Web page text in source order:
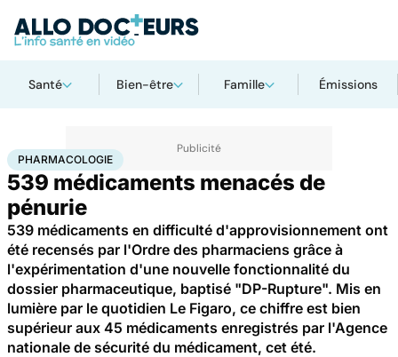
Santé Bien-être Famille Émissions
AccueilSantéPharmacologie
PHARMACOLOGIE
539 médicaments menacés de
pénurie
539 médicaments en difficulté d'approvisionnement ont
été recensés par l'Ordre des pharmaciens grâce à
l'expérimentation d'une nouvelle fonctionnalité du
dossier pharmaceutique, baptisé "DP-Rupture". Mis en
lumière par le quotidien Le Figaro, ce chiffre est bien
supérieur aux 45 médicaments enregistrés par l'Agence
nationale de sécurité du médicament, cet été.